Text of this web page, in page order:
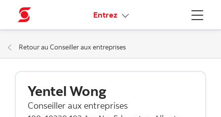
Menu
Entrez Liens connexes
Retour au Conseiller aux entreprises
Yentel Wong
Conseiller aux entreprises